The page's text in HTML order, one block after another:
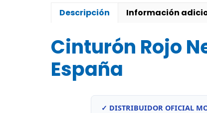
Descripción Información
Cinturón Rojo
España
✓ DISTRIBUIDOR OFICIAL